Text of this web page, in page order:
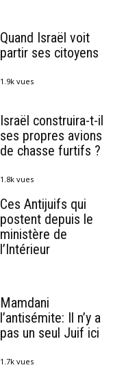
Quand Israël voit
partir ses citoyens
1.9k vues
Israël construira-t-il
ses propres avions
de chasse furtifs ?
1.8k vues
Ces Antijuifs qui
postent depuis le
ministère de
l’Intérieur
Mamdani
l’antisémite: Il n’y a
pas un seul Juif ici
1.7k vues